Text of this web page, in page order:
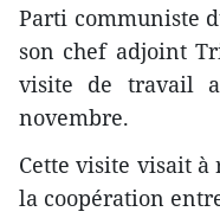
Parti communiste
son chef adjoint
visite de travail
novembre.
Cette visite visait
la coopération